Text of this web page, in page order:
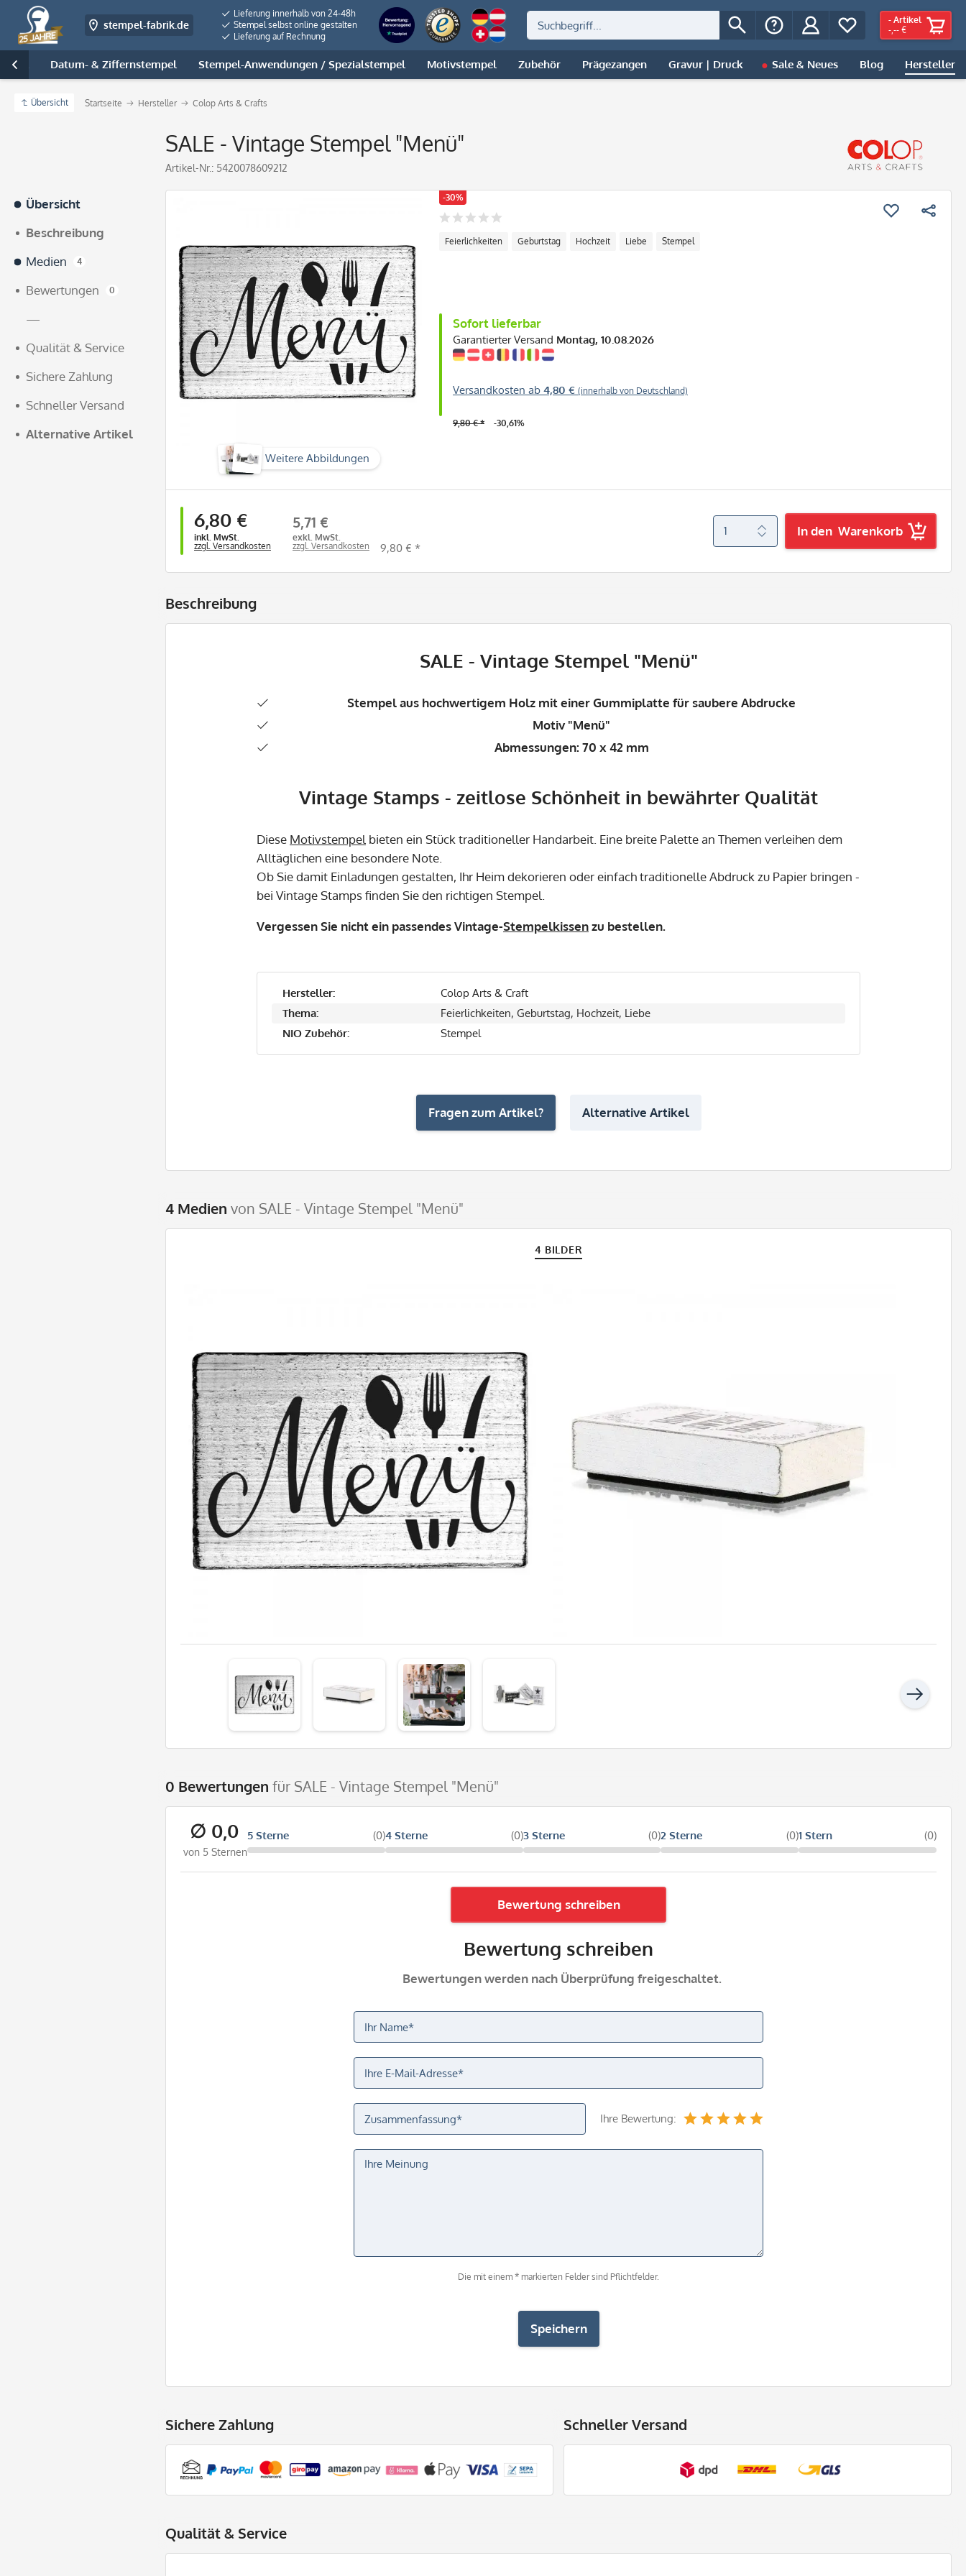
stempel-fabrik.de
Lieferung innerhalb von 24-48h
Stempel selbst online gestalten
Lieferung auf Rechnung
- Artikel
-,-- €
Datum- & Ziffernstempel Stempel-Anwendungen / Spezialstempel Motivstempel Zubehör Prägezangen Gravur | Druck Sale & Neues Blog Hersteller

Übersicht Startseite Hersteller Colop Arts & Crafts
SALE - Vintage Stempel "Menü"
Artikel-Nr.: 5420078609212
Übersicht
Beschreibung
Medien
4
Bewertungen 0
—
Qualität & Service
Sichere Zahlung
Schneller Versand
Alternative Artikel
Weitere Abbildungen
-30%
Feierlichkeiten Geburtstag Hochzeit Liebe Stempel
Sofort lieferbar
Garantierter Versand Montag, 10.08.2026
Versandkosten ab 4,80 € (innerhalb von Deutschland)
9,80 € * -30,61%
6,80 €
inkl. MwSt.
zzgl. Versandkosten
5,71 €
exkl. MwSt.
zzgl. Versandkosten
9,80 € *
In den Warenkorb
Beschreibung
SALE - Vintage Stempel "Menü"
Stempel aus hochwertigem Holz mit einer Gummiplatte für saubere Abdrucke
Motiv "Menü"
Abmessungen: 70 x 42 mm
Vintage Stamps - zeitlose Schönheit in bewährter Qualität
Diese Motivstempel bieten ein Stück traditioneller Handarbeit. Eine breite Palette an Themen verleihen dem
Alltäglichen eine besondere Note.
Ob Sie damit Einladungen gestalten, Ihr Heim dekorieren oder einfach traditionelle Abdruck zu Papier bringen -
bei Vintage Stamps finden Sie den richtigen Stempel.
Vergessen Sie nicht ein passendes Vintage-Stempelkissenzu bestellen.
Hersteller:
Colop Arts & Craft
Thema:
Feierlichkeiten, Geburtstag, Hochzeit, Liebe
NIO Zubehör:
Stempel
Fragen zum Artikel? Alternative Artikel
4 Medien von SALE - Vintage Stempel "Menü"
4 BILDER
0 Bewertungen für SALE - Vintage Stempel "Menü"
∅ 0,0
von 5 Sternen
5 Sterne (0)4 Sterne (0)3 Sterne (0)2 Sterne (0)1 Stern (0)
Bewertung schreiben
Bewertung schreiben
Bewertungen werden nach Überprüfung freigeschaltet.
Ihre Bewertung:
Die mit einem * markierten Felder sind Pflichtfelder.
Speichern
Sichere Zahlung Schneller Versand
Qualität & Service